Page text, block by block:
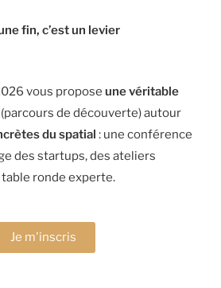
fin, c’est un levier
vous propose une véritable
(parcours de découverte) autour
du spatial : une conférence
des startups, des ateliers
ronde experte.
Je m'inscris